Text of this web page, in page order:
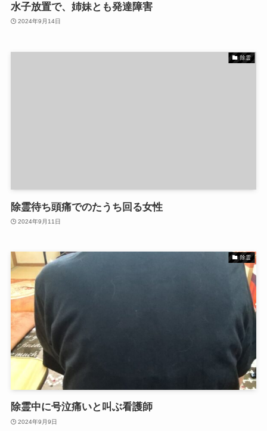
水子放置で、姉妹とも発達障害
2024年9月14日
除霊
除霊待ち頭痛でのたうち回る女性
2024年9月11日
除霊
除霊中に号泣痛いと叫ぶ看護師
2024年9月9日